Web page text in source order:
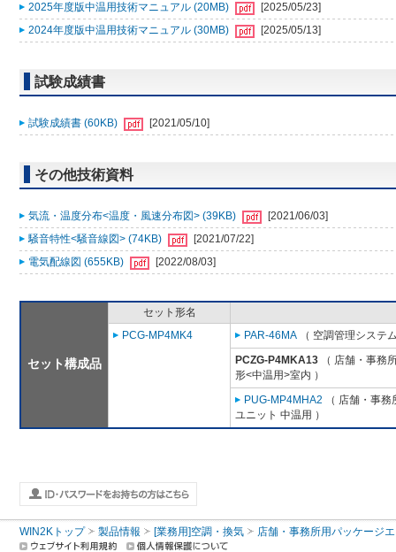
2025年度版中温用技術マニュアル (20MB)
[2025/05/23]
2024年度版中温用技術マニュアル (30MB)
[2025/05/13]
試験成績書
試験成績書 (60KB) [2021/05/10]
その他技術資料
気流・温度分布<温度・風速分布図> (39KB)
[2021/06/03]
騒音特性<騒音線図> (74KB)
[2021/07/22]
電気配線図 (655KB)
[2022/08/03]
セット構成品
セット形名
PCG-MP4MK4
PAR-46MA （ 空調管理システ
PCZG-P4MKA13 （ 店舗・事務
形<中温用>室内 ）
PUG-MP4MHA2 （ 店舗・事
ユニット 中温用 ）
WIN2Kトップ 製品情報 [業務用]空調・換気 店舗・事務所用パッケージ